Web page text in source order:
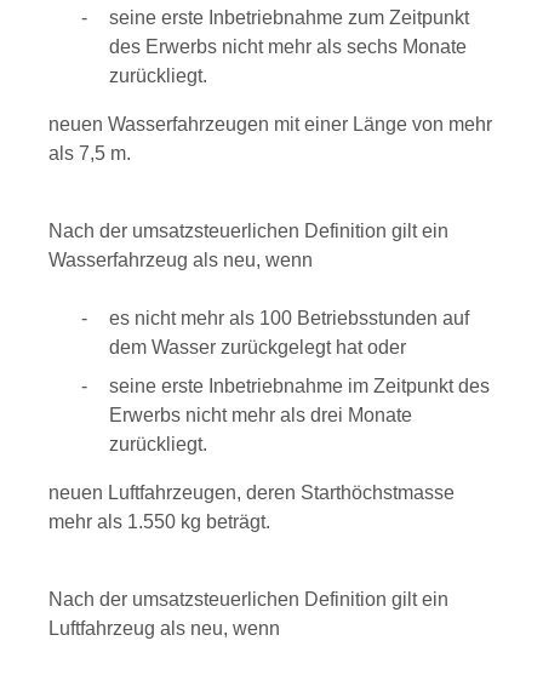
seine erste Inbetriebnahme zum Zeitpunkt
des Erwerbs nicht mehr als sechs Monate
zurückliegt.
neuen Wasserfahrzeugen mit einer Länge von mehr
als 7,5 m.
Nach der umsatzsteuerlichen Definition gilt ein
Wasserfahrzeug als neu, wenn
es nicht mehr als 100 Betriebsstunden auf
dem Wasser zurückgelegt hat oder
seine erste Inbetriebnahme im Zeitpunkt des
Erwerbs nicht mehr als drei Monate
zurückliegt.
neuen Luftfahrzeugen, deren Starthöchstmasse
mehr als 1.550 kg beträgt.
Nach der umsatzsteuerlichen Definition gilt ein
Luftfahrzeug als neu, wenn